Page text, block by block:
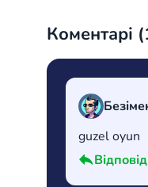
Коментарі (
guzel oyun